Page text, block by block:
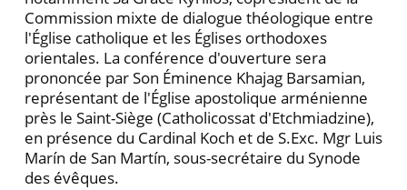
Commission mixte de dialogue théologique entre
l'Église catholique et les Églises orthodoxes
orientales. La conférence d'ouverture sera
prononcée par Son Éminence Khajag Barsamian,
représentant de l'Église apostolique arménienne
près le Saint-Siège (Catholicossat d'Etchmiadzine),
en présence du Cardinal Koch et de S.Exc. Mgr Luis
Marín de San Martín, sous-secrétaire du Synode
des évêques.